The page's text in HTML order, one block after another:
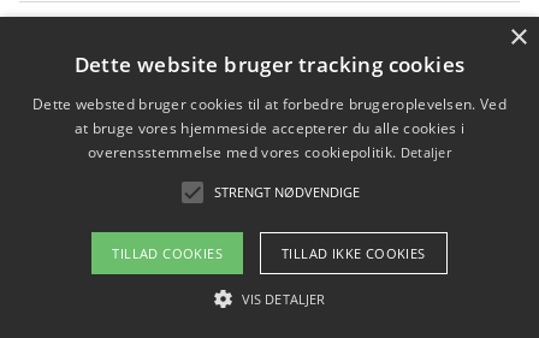
vores perspektiv
Copyright 2026 - Pilanto Aps
Om / kontakt
×
Dette website bruger tracking cookies
Dette websted bruger cookies til at forbedre brugeroplevelsen. Ved
at bruge vores hjemmeside accepterer du alle cookies i
overensstemmelse med vores cookiepolitik. Detaljer
STRENGT NØDVENDIGE
TILLAD COOKIES TILLAD IKKE COOKIES
VIS DETALJER